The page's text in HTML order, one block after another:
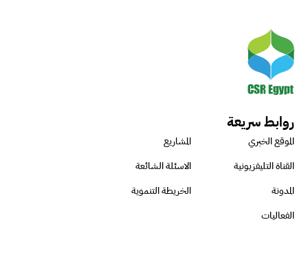
روابط سريعة
الموقع الخبري
المشاريع
القناة التليفزيونية
الاسئلة الشائعة
المدونة
الخريطة التنموية
الفعاليات